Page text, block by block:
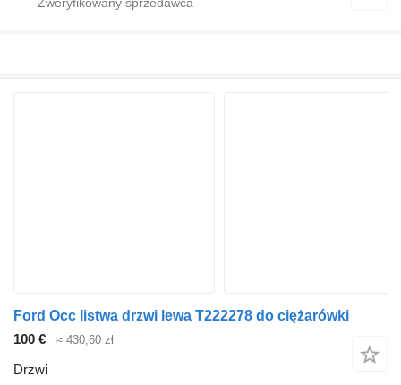
Ford Occ listwa drzwi lewa T222278 do ciężarówki
100 €
≈ 430,60 zł
Drzwi